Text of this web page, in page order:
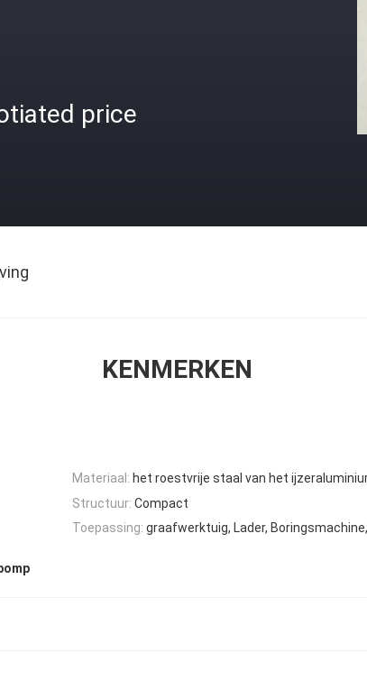
price
KENMERKEN
Materiaal: het roestvrije staal van het
Structuur: Compact
Toepassing: graafwerktuig, Lader, Boringsmachine,